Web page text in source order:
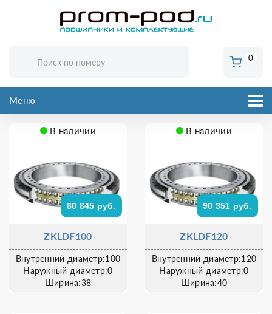
0
Меню
В наличии
80 845 руб.
ZKLDF100
Внутренний диаметр:100
Наружный диаметр:0
Ширина:38
В наличии
90 351 руб.
ZKLDF120
Внутренний диаметр:120
Наружный диаметр:0
Ширина:40